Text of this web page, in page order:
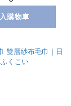
購物車